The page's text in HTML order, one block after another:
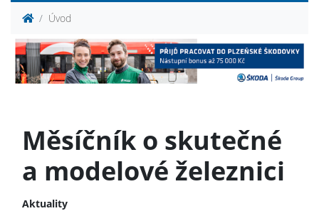
Úvod
Měsíčník o skutečné
a modelové železnici
Aktuality